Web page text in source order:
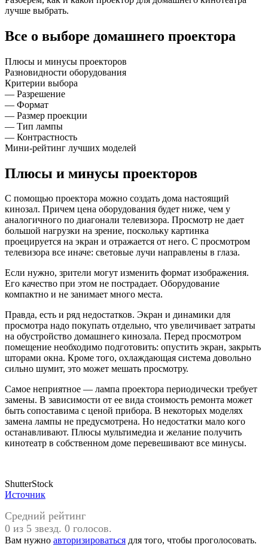
лучше выбрать.
Все о выборе домашнего проектора
Плюсы и минусы проекторов
Разновидности оборудования
Критерии выбора
— Разрешение
— Формат
— Размер проекции
— Тип лампы
— Контрастность
Мини-рейтинг лучших моделей
Плюсы и минусы проекторов
С помощью проектора можно создать дома настоящий
кинозал. Причем цена оборудования будет ниже, чем у
аналогичного по диагонали телевизора. Просмотр не дает
большой нагрузки на зрение, поскольку картинка
проецируется на экран и отражается от него. С просмотром
телевизора все иначе: световые лучи направлены в глаза.
Если нужно, зрители могут изменить формат изображения.
Его качество при этом не пострадает. Оборудование
компактно и не занимает много места.
Правда, есть и ряд недостатков. Экран и динамики для
просмотра надо покупать отдельно, что увеличивает затраты
на обустройство домашнего кинозала. Перед просмотром
помещение необходимо подготовить: опустить экран, закрыть
шторами окна. Кроме того, охлаждающая система довольно
сильно шумит, это может мешать просмотру.
Самое неприятное — лампа проектора периодически требует
замены. В зависимости от ее вида стоимость ремонта может
быть сопоставима с ценой прибора. В некоторых моделях
замена лампы не предусмотрена. Но недостатки мало кого
останавливают. Плюсы мультимедиа и желание получить
кинотеатр в собственном доме перевешивают все минусы.
ShutterStock
Источник
Средний рейтинг
0 из 5 звезд. 0 голосов.
Вам нужно авторизироваться для того, чтобы проголосовать.